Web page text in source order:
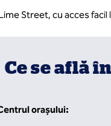
Street, cu acces facil
Ce se află
orașului: